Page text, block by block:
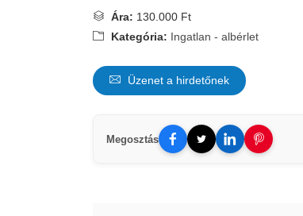
Ára: 130.000 Ft
Kategória: Ingatlan - albérlet
Üzenet a hirdetőnek
Megosztás